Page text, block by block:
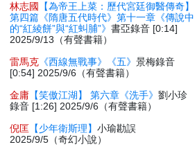
林志國
【為帝王上菜：歷代宮廷御醫傳奇】
第四篇《隋唐五代時代》第十一章《傳說中
的“紅綾餅”與“紅虯脯”》書亞錄音 [0:14]
2025/9/13（有聲書籍）
雷馬克 《西線無戰事》《五》景梅錄音
[0:54] 2025/9/6（有聲書籍）
金庸 【笑傲江湖】 第六章《洗手》劉小珍
錄音 [1:26] 2025/9/6（有聲書籍）
倪匡 【少年衛斯理】小瑜勘誤
2025/9/5（奇幻小說）